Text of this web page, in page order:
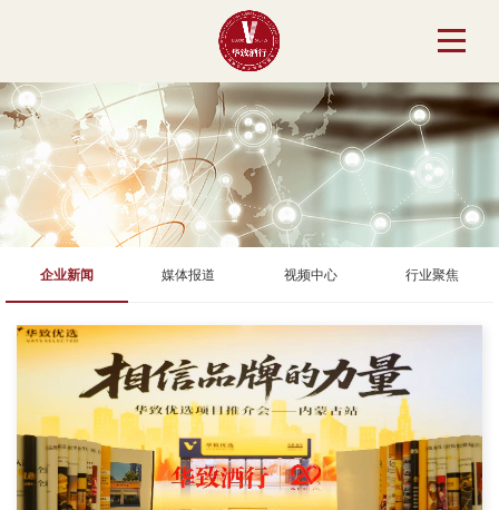
企业新闻 媒体报道 视频中心 行业聚焦